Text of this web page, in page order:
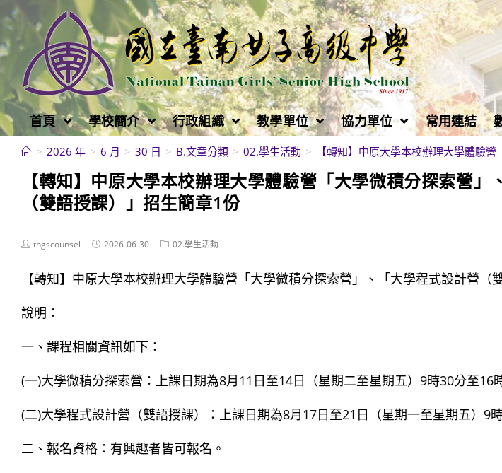
跳
轉
至
主
要
內
容
首頁 學校簡介 行政組織 教學單位 協力單位 常用連結
> 2026 年 > 6 月 > 30 日 > B.文章分類 > 02.學生活動 > 【轉知】中原大學本校辦理大學體驗
【轉知】中原大學本校辦理大學體驗營「大學微積分探索營」
（雙語授課）」招生簡章1份
Posttngscounsel
Post2026-06-30
Post02.學生活動
【轉知】中原大學本校辦理大學體驗營「大學微積分探索營」、「大學程式設計營（
說明：
一、課程相關資訊如下：
(一)大學微積分探索營：上課日期為8月11日至14日（星期二至星期五）9時30分至16
(二)大學程式設計營（雙語授課）：上課日期為8月17日至21日（星期一至星期五）9
二、報名資格：有興趣者皆可報名。